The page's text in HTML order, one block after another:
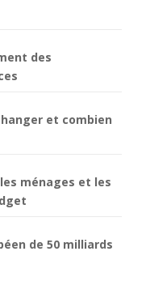
des
et combien
ménages et les
de 50 milliards